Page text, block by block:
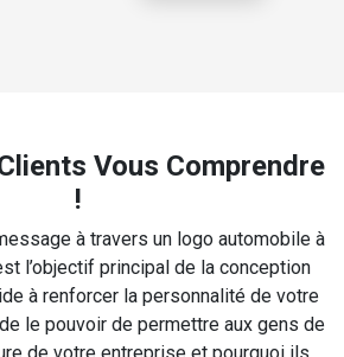
Vous Comprendre
!
à travers un logo automobile à
l’objectif principal de la conception
à renforcer la personnalité de votre
le pouvoir de permettre aux gens de
de votre entreprise et pourquoi ils